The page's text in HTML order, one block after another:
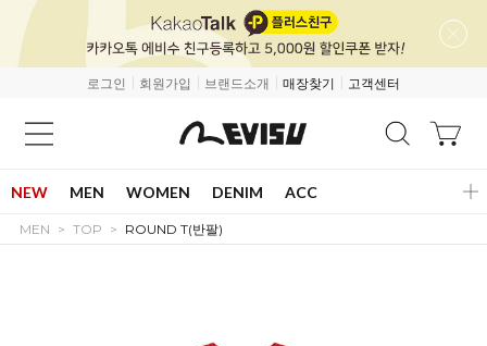
로그인 회원가입 브랜드소개 매장찾기 고객센터
NEW MEN WOMEN DENIM ACC
MEN TOP ROUND T(반팔)